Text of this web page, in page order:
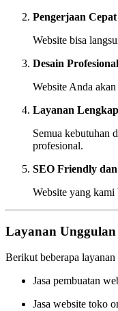
Pengerjaan
Website bisa
Desain
Website Anda
Layanan
Semua kebutuhan
profesional.
SEO Friendly
Website yang kami
Layanan
Berikut beberapa layanan
Jasa pembuatan
Jasa website toko